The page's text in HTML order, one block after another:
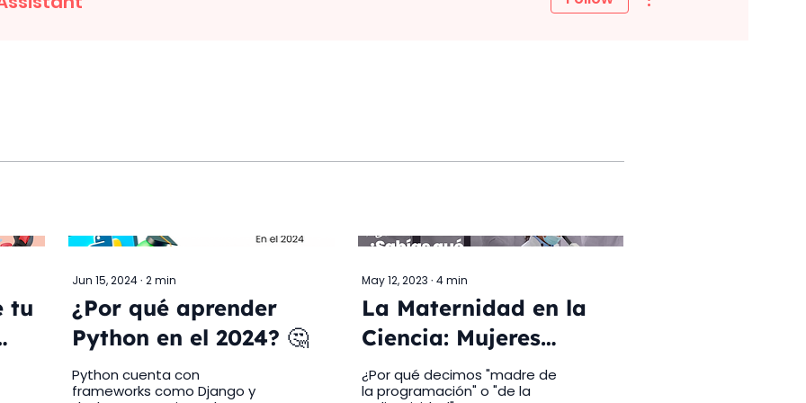
tu
Jun 15, 2024∙2min
¿Por qué aprender
Python en el 2024? 🤔
Python cuenta con
frameworks como Django y
May 12, 2023 ∙ 4min
La Maternidad en la
Ciencia: Mujeres
Pioneras en la
Programación
¿Por qué decimos "madre de
la programación" o "de la